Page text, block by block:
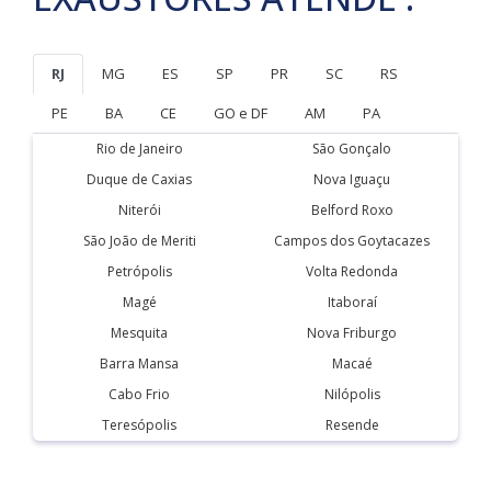
RJ MG ES SP PR SC
RS
PE
BA CE GO e DF AM PA
Rio de Janeiro
São Gonçalo
Duque de Caxias
Nova Iguaçu
Niterói
Belford Roxo
São João de Meriti
Campos dos Goytacazes
Petrópolis
Volta Redonda
Magé
Itaboraí
Mesquita
Nova Friburgo
Barra Mansa
Macaé
Cabo Frio
Nilópolis
Teresópolis
Resende